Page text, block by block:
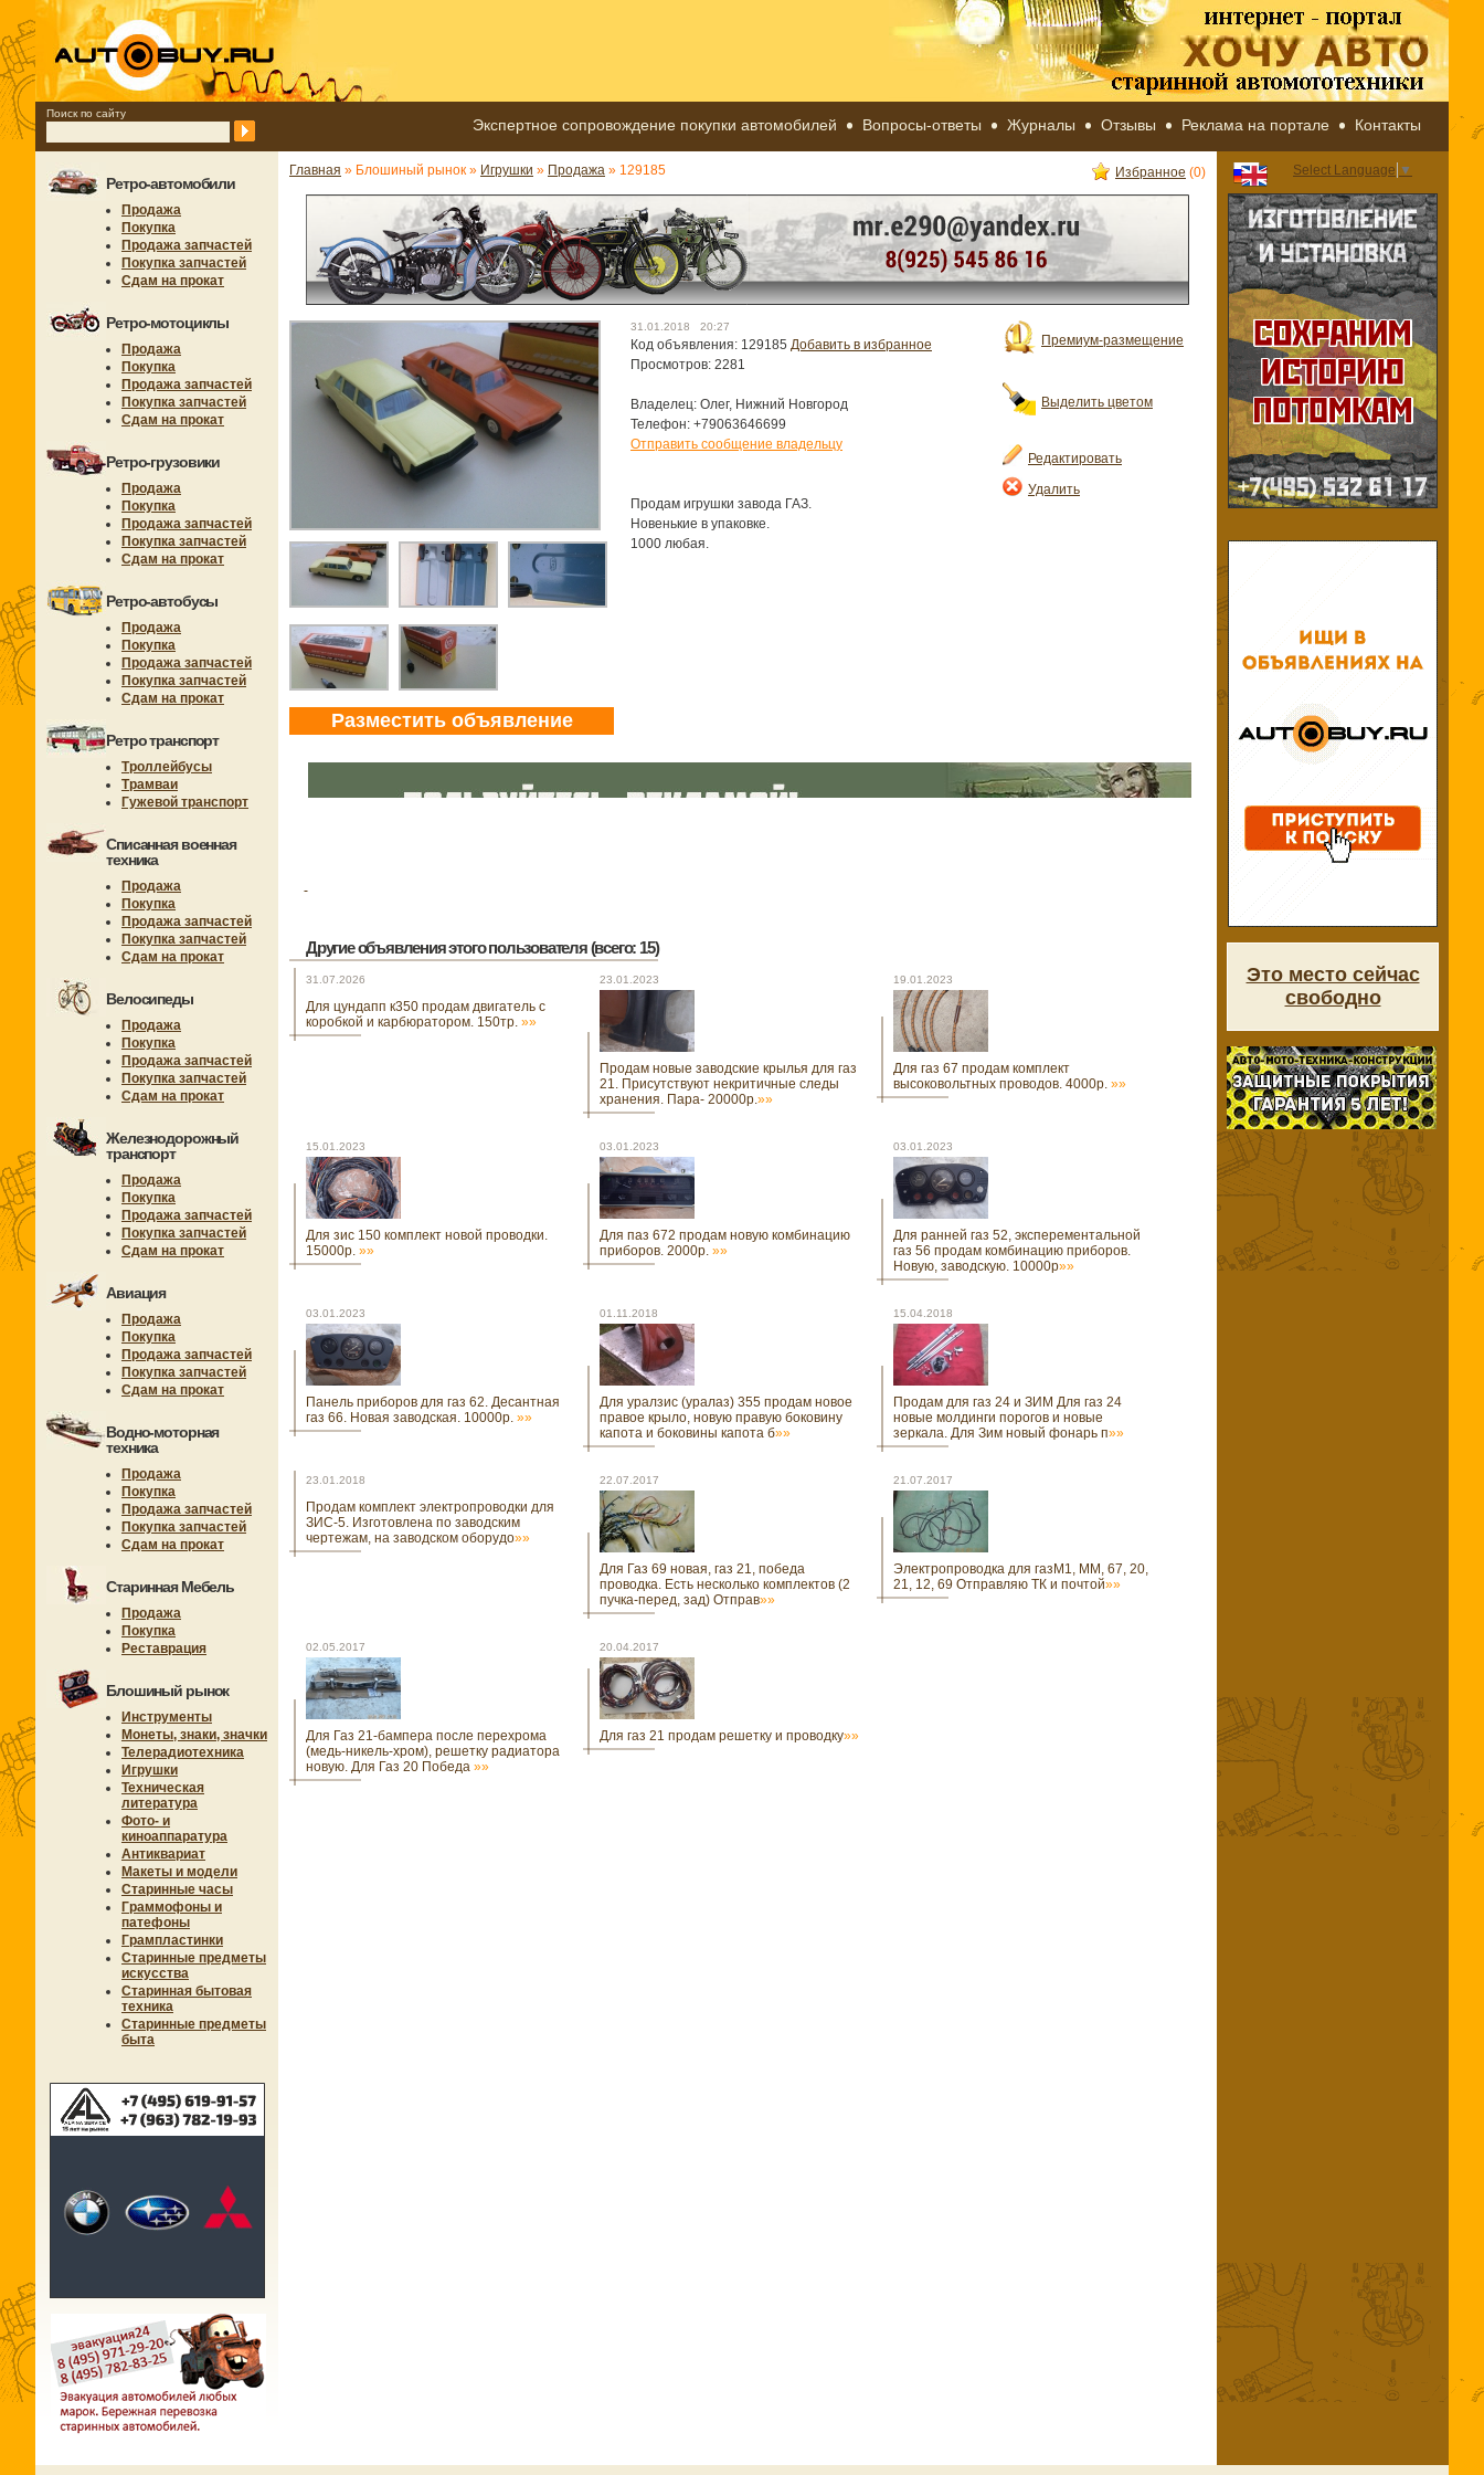
Поиск по сайту
Экспертное сопровождение покупки автомобилей Вопросы-ответы Журналы Отзывы Реклама на портале Контакты
Ретро-автомобили
Продажа
Покупка
Продажа запчастей
Покупка запчастей
Сдам на прокат
Ретро-мотоциклы
Продажа
Покупка
Продажа запчастей
Покупка запчастей
Сдам на прокат
Ретро-грузовики
Продажа
Покупка
Продажа запчастей
Покупка запчастей
Сдам на прокат
Ретро-автобусы
Продажа
Покупка
Продажа запчастей
Покупка запчастей
Сдам на прокат
Ретро транспорт
Троллейбусы
Трамваи
Гужевой транспорт
Списанная военная
техника
Продажа
Покупка
Продажа запчастей
Покупка запчастей
Сдам на прокат
Велосипеды
Продажа
Покупка
Продажа запчастей
Покупка запчастей
Сдам на прокат
Железнодорожный
транспорт
Продажа
Покупка
Продажа запчастей
Покупка запчастей
Сдам на прокат
Авиация
Продажа
Покупка
Продажа запчастей
Покупка запчастей
Сдам на прокат
Водно-моторная
техника
Продажа
Покупка
Продажа запчастей
Покупка запчастей
Сдам на прокат
Старинная Мебель
Продажа
Покупка
Реставрация
Блошиный рынок
Инструменты
Монеты, знаки, значки
Телерадиотехника
Игрушки
Техническая
литература
Фото- и
киноаппаратура
Антиквариат
Макеты и модели
Старинные часы
Граммофоны и
патефоны
Грампластинки
Старинные предметы
искусства
Старинная бытовая
техника
Старинные предметы
быта
Главная » Блошиный рынок » Игрушки » Продажа » 129185 Избранное (0)
Разместить объявление
Премиум-размещение
Выделить цветом
Редактировать
Удалить
31.01.2018 20:27
Код объявления: 129185 Добавить в избранное
Просмотров: 2281
Владелец: Олег, Нижний Новгород
Телефон: +79063646699
Отправить сообщение владельцу
Продам игрушки завода ГАЗ.
Новенькие в упаковке.
1000 любая.
Другие объявления этого пользователя (всего: 15)
31.07.2026
Для цундапп к350 продам двигатель с
коробкой и карбюратором. 150тр. »»
23.01.2023
Продам новые заводские крылья для газ
21. Присутствуют некритичные следы
хранения. Пара- 20000р.»»
19.01.2023
Для газ 67 продам комплект
высоковольтных проводов. 4000р. »»
15.01.2023
Для зис 150 комплект новой проводки.
15000р. »»
03.01.2023
Для паз 672 продам новую комбинацию
приборов. 2000р. »»
03.01.2023
Для ранней газ 52, эксперементальной
газ 56 продам комбинацию приборов.
Новую, заводскую. 10000р»»
03.01.2023
Панель приборов для газ 62. Десантная
газ 66. Новая заводская. 10000р. »»
01.11.2018
Для уралзис (уралаз) 355 продам новое
правое крыло, новую правую боковину
капота и боковины капота б»»
15.04.2018
Продам для газ 24 и ЗИМ Для газ 24
новые молдинги порогов и новые
зеркала. Для Зим новый фонарь п»»
23.01.2018
Продам комплект электропроводки для
ЗИС-5. Изготовлена по заводским
чертежам, на заводском оборудо»»
22.07.2017
Для Газ 69 новая, газ 21, победа
проводка. Есть несколько комплектов (2
пучка-перед, зад) Отправ»»
21.07.2017
Электропроводка для газМ1, ММ, 67, 20,
21, 12, 69 Отправляю ТК и почтой»»
02.05.2017
Для Газ 21-бампера после перехрома
(медь-никель-хром), решетку радиатора
новую. Для Газ 20 Победа »»
20.04.2017
Для газ 21 продам решетку и проводку»»
Select Language ▼
Это место сейчас
свободно